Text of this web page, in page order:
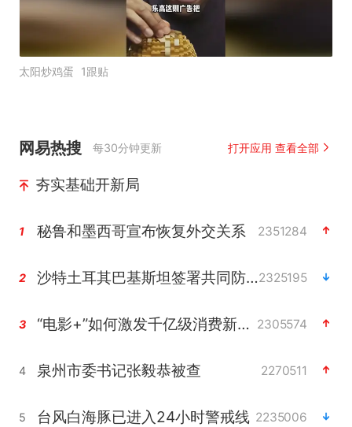
太阳炒鸡蛋 1跟贴
网易热搜 每30分钟更新 打开应用 查看全部
夯实基础开新局
1 秘鲁和墨西哥宣布恢复外交关系 2351284
2 沙特土耳其巴基斯坦签署共同防务协议2325195
3 “电影+”如何激发千亿级消费新活力？ 2305574
4 泉州市委书记张毅恭被查 2270511
5 台风白海豚已进入24小时警戒线 2235006